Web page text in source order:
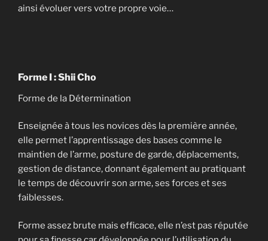
ainsi évoluer vers votre propre voie…
Forme I : Shii Cho
Forme de la Détermination
Enseignée à tous les novices dès la première année,
elle permet l’apprentissage des bases comme le
maintien de l’arme, posture de garde, déplacements,
gestion de distance, donnant également au pratiquant
le temps de découvrir son arme, ses forces et ses
faiblesses.
Forme assez brute mais efficace, elle n’est pas réputée